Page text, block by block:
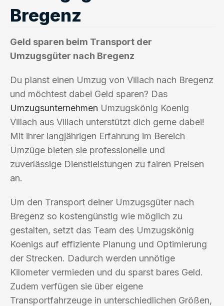
Bregenz
Geld sparen beim Transport der
Umzugsgüter nach Bregenz
Du planst einen Umzug von Villach nach Bregenz
und möchtest dabei Geld sparen? Das
Umzugsunternehmen Umzugskönig Koenig
Villach aus Villach unterstützt dich gerne dabei!
Mit ihrer langjährigen Erfahrung im Bereich
Umzüge bieten sie professionelle und
zuverlässige Dienstleistungen zu fairen Preisen
an.
Um den Transport deiner Umzugsgüter nach
Bregenz so kostengünstig wie möglich zu
gestalten, setzt das Team des Umzugskönig
Koenigs auf effiziente Planung und Optimierung
der Strecken. Dadurch werden unnötige
Kilometer vermieden und du sparst bares Geld.
Zudem verfügen sie über eigene
Transportfahrzeuge in unterschiedlichen Größen,